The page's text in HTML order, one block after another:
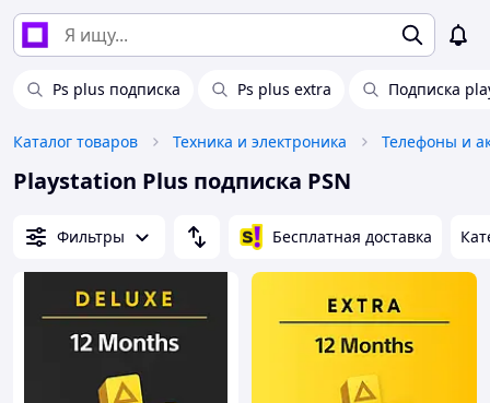
Ps plus подписка Ps plus extra Подписка
Каталог товаров Техника и электроника Телефоны и
Playstation Plus подписка PSN
Фильтры Бесплатная доставка